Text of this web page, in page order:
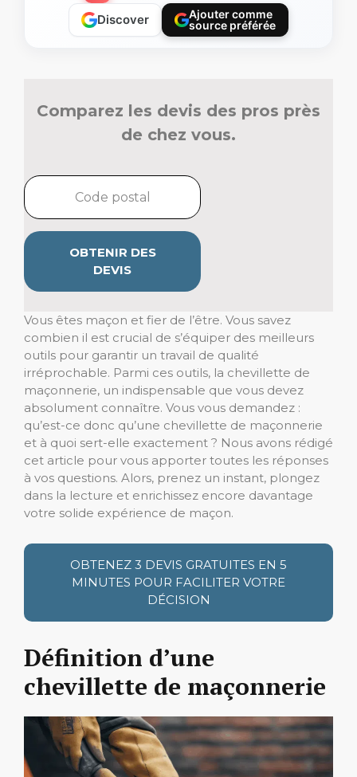
Discover
Ajouter comme
source préférée
Comparez les devis des pros près
de chez vous.
OBTENIR DES
DEVIS
Vous êtes maçon et fier de l’être. Vous savez
combien il est crucial de s’équiper des meilleurs
outils pour garantir un travail de qualité
irréprochable. Parmi ces outils, la chevillette de
maçonnerie, un indispensable que vous devez
absolument connaître. Vous vous demandez :
qu’est-ce donc qu’une chevillette de maçonnerie
et à quoi sert-elle exactement ? Nous avons rédigé
cet article pour vous apporter toutes les réponses
à vos questions. Alors, prenez un instant, plongez
dans la lecture et enrichissez encore davantage
votre solide expérience de maçon.
OBTENEZ 3 DEVIS GRATUITES EN 5
MINUTES POUR FACILITER VOTRE
DÉCISION
Définition d’une
chevillette de maçonnerie